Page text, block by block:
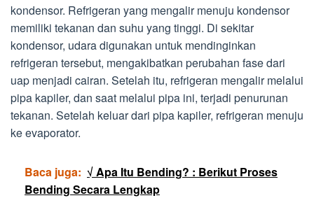
kondensor. Refrigeran yang mengalir menuju kondensor
memiliki tekanan dan suhu yang tinggi. Di sekitar
kondensor, udara digunakan untuk mendinginkan
refrigeran tersebut, mengakibatkan perubahan fase dari
uap menjadi cairan. Setelah itu, refrigeran mengalir melalui
pipa kapiler, dan saat melalui pipa ini, terjadi penurunan
tekanan. Setelah keluar dari pipa kapiler, refrigeran menuju
ke evaporator.
Baca juga: √ Apa Itu Bending? : Berikut Proses
Bending Secara Lengkap